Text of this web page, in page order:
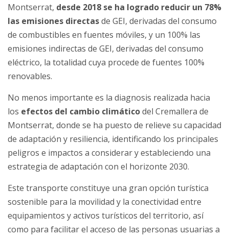
Montserrat, desde 2018 se ha logrado reducir un 78%
las emisiones directasde GEI, derivadas del consumo
de combustibles en fuentes móviles, y un 100% las
emisiones indirectas de GEI, derivadas del consumo
eléctrico, la totalidad cuya procede de fuentes 100%
renovables.
No menos importante es la diagnosis realizada hacia
los efectos del cambio climáticodel Cremallera de
Montserrat, donde se ha puesto de relieve su capacidad
de adaptación y resiliencia, identificando los principales
peligros e impactos a considerar y estableciendo una
estrategia de adaptación con el horizonte 2030.
Este transporte constituye una gran opción turística
sostenible para la movilidad y la conectividad entre
equipamientos y activos turísticos del territorio, así
como para facilitar el acceso de las personas usuarias a